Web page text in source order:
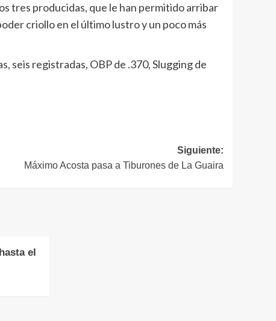
tres producidas, que le han permitido arribar
criollo en el último lustro y un poco más
seis registradas, OBP de .370, Slugging de
Siguiente:
Máximo Acosta pasa a Tiburones de La Guaira
el